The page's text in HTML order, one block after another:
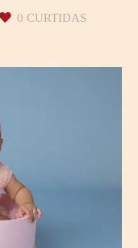
0 CURTIDAS